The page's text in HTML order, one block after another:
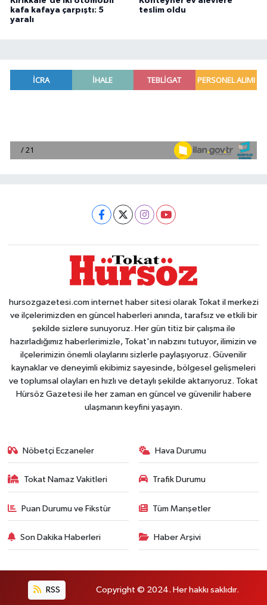
kafa kafaya çarpıştı: 5
yaralı
teslim oldu
hursozgazetesi.com internet haber sitesi olarak Tokat il merkezi
ve ilçelerimizden en güncel haberleri anında, tarafsız ve etkili bir
şekilde sizlere sunuyoruz. Her gün titiz bir çalışma ile
hazırladığımız haberlerimizle, Tokat'ın nabzını tutuyor, ilimizin ve
ilçelerimizin önemli olaylarını sizlerle paylaşıyoruz. Güvenilir
kaynaklar ve deneyimli ekibimiz sayesinde, bölgesel gelişmeleri
ve toplumsal olayları en hızlı ve detaylı şekilde aktarıyoruz. Tokat
Hürsöz Gazetesi ile her zaman en güncel ve güvenilir habere
ulaşmanın keyfini yaşayın.
Nöbetçi Eczaneler Hava Durumu
Tokat Namaz Vakitleri Trafik Durumu
Puan Durumu ve Fikstür Tüm Manşetler
Son Dakika Haberleri Haber Arşivi
RSS Copyright © 2024. Her hakkı saklıdır.